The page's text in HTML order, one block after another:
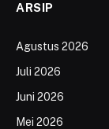
ARSIP
Agustus 2026
Juli 2026
Juni 2026
Mei 2026